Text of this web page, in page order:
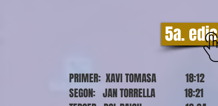
5a.
PRIMER: XAVI TOMASA 18:12
SEGON: JAN TORRELLA 18:21